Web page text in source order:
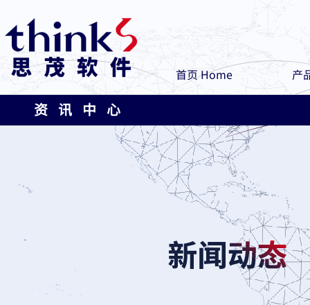
首页 Home 产
资 讯 中 心